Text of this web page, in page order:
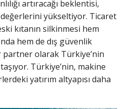
artıracağı beklentisi,
yükseltiyor. Ticaret
kıtanın silkinmesi hem
hem de dış güvenlik
olarak Türkiye’nin
Türkiye’nin, makine
yatırım altyapısı daha